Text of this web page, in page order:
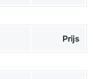
van week
Prijs